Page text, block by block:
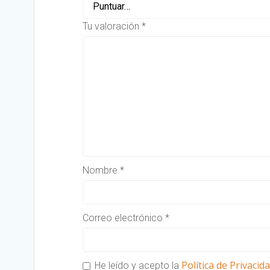
Tu valoración *
Nombre *
Correo electrónico *
He leído y acepto la Política de